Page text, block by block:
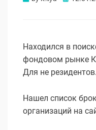
Находился в
фондовом рынке
Для не резидентов.
Нашел список
организаций на